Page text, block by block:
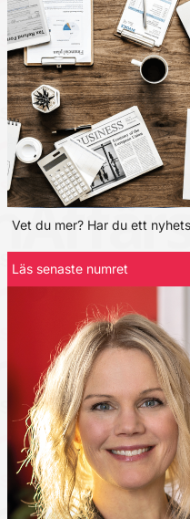
Vet du mer? Har du ett
Läs senaste numret